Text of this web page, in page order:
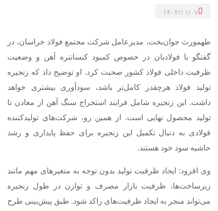
۱۴۰۲/۱۱/۰۷
طهمورث جوان‌بخت، مدیرعامل شرکت مجتمع فولاد خراسان، در
گفتگو با فولادبان در خصوصکمبود کنسانتره آهن و وضعیت
ظرفیت داخلی فولاد کشور صحبت کرد. او توضیح داد که زنجیره
تولید فولاد هرچقدر کامل‌تر باشد، سودآوری بیشتری خواهد
داشت. این زنجیره شامل فرایند استخراج سنگ آهن از معادن تا
تولید محصول نهایی است. از همین رو، شرکت‌های تولیدکننده
فولادی به دنبال تکمیل این زنجیره برای حفظ پایداری و رشد
حاشیه سود خود هستند.
وی افزود: ایجاد ظرفیت تولید بدون توجه به متغیرهای مهم مانند
زیرساخت‌ها، ظرفیت بازار مصرف و توازن در طول زنجیره
می‌تواند منجر به ایجاد ظرفیت‌های راکد شود. طبق پیش‌بینی طرح